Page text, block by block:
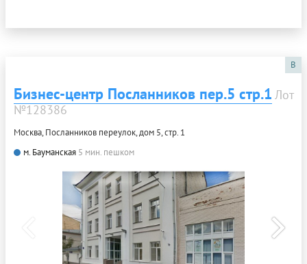
B
Бизнес-центр Посланников пер.5 стр.1 Лот
№128386
Москва, Посланников переулок, дом 5, стр. 1
м. Бауманская 5 мин. пешком